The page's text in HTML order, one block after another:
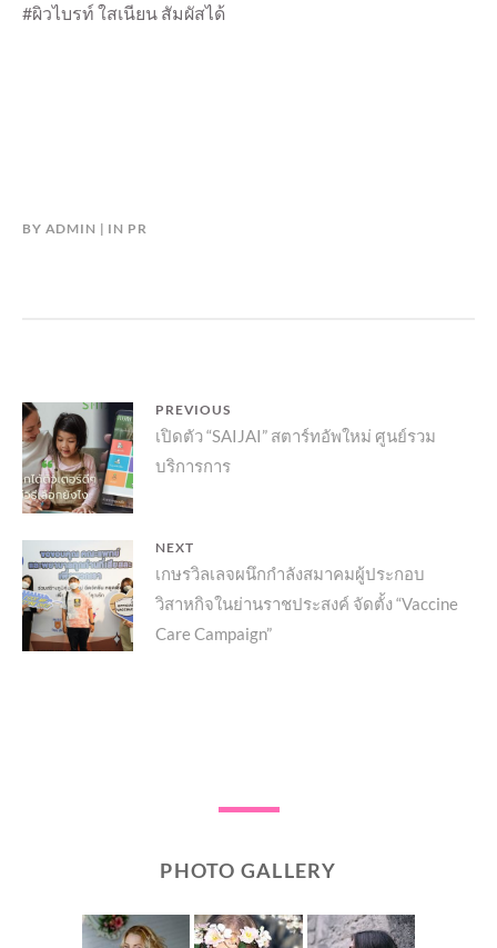
#ผิวไบรท์ ใสเนียน สัมผัสได้
BY ADMIN IN PR
แนะแนว
เรื่อง
PREVIOUS
Previous
post:
เปิดตัว “SAIJAI” สตาร์ทอัพใหม่ ศูนย์รวม
บริการการ
NEXT
Next
post:
เกษรวิลเลจผนึกกำลังสมาคมผู้ประกอบ
วิสาหกิจในย่านราชประสงค์ จัดตั้ง “Vaccine
Care Campaign”
PHOTO GALLERY